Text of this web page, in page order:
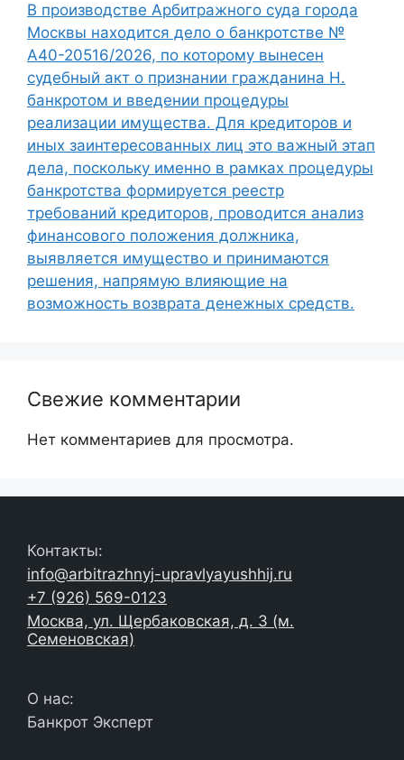
В производстве Арбитражного суда города
Москвы находится дело о банкротстве №
А40-20516/2026, по которому вынесен
судебный акт о признании гражданина Н.
банкротом и введении процедуры
реализации имущества. Для кредиторов и
иных заинтересованных лиц это важный этап
дела, поскольку именно в рамках процедуры
банкротства формируется реестр
требований кредиторов, проводится анализ
финансового положения должника,
выявляется имущество и принимаются
решения, напрямую влияющие на
возможность возврата денежных средств.
Свежие комментарии
Нет комментариев для просмотра.
Контакты:
info@arbitrazhnyj-upravlyayushhij.ru
+7 (926) 569-0123
Москва, ул. Щербаковская, д. 3 (м.
Семеновская)
О нас:
Банкрот Эксперт